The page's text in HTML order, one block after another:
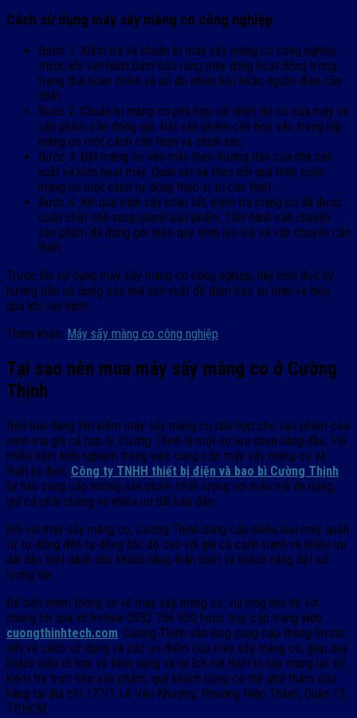
Cách sử dụng máy sấy màng co công nghiệp
Bước 1: Kiểm tra và chuẩn bị máy sấy màng co công nghiệp
trước khi vận hành.Đảm bảo rằng máy đang hoạt động trong
trạng thái hoàn chỉnh và có đủ nhiên liệu hoặc nguồn điện cần
thiết.
Bước 2: Chuẩn bị màng co phù hợp với nhiệt độ co của máy và
sản phẩm cần đóng gói. Đặt sản phẩm cần bọc vào trong lớp
màng co một cách cẩn thận và chính xác.
Bước 3: Đặt màng co vào máy theo hướng dẫn của nhà sản
xuất và kích hoạt máy. Quan sát và theo dõi quá trình cuộn
màng co một cách tự động theo vị trí cần thiết.
Bước 4: Khi quá trình sấy hoàn tất, kiểm tra màng co đã được
cuộn chặt chẽ xung quanh sản phẩm. Tiến hành vận chuyển
sản phẩm đã đóng gói theo quy trình lưu trữ và vận chuyển cần
thiết.
Trước khi sử dụng máy sấy màng co công nghiệp, hãy luôn đọc kỹ
hướng dẫn sử dụng của nhà sản xuất để đảm bảo an toàn và hiệu
quả khi vận hành.
Tham khảo: Máy sấy màng co công nghiệp
Tại sao nên mua máy sấy màng co ở Cường
Thịnh
Nếu bạn đang tìm kiếm máy sấy màng co phù hợp cho sản phẩm của
mình mà giá cả hợp lý, Cường Thịnh là một sự lựa chọn hàng đầu. Với
nhiều năm kinh nghiệm trong việc cung cấp máy sấy màng co và
thiết bị điện, Công ty TNHH thiết bị điện và bao bì Cường Thịnh
tự hào cung cấp những sản phẩm chất lượng với mẫu mã đa dạng,
giá cả phải chăng và nhiều ưu đãi hấp dẫn.
Đối với máy sấy màng co, Cường Thịnh cung cấp nhiều loại máy quấn
từ tự động đến tự động tốc độ cao với giá cả cạnh tranh và nhiều ưu
đãi đặc biệt dành cho khách hàng thân thiết và khách hàng đặt số
lượng lớn.
Để biết thêm thông tin về máy sấy màng co, vui lòng liên hệ với
chúng tôi qua số hotline 0932 756 950 hoặc truy cập trang web
cuongthinhtech.com. Cường Thịnh sẵn lòng cung cấp thông tin chi
tiết về cách sử dụng và các ưu điểm của máy sấy màng co, giúp quý
khách hiểu rõ hơn về tiềm năng và lợi ích mà thiết bị này mang lại. Để
kiểm tra trực tiếp sản phẩm, quý khách cũng có thể ghé thăm cửa
hàng tại địa chỉ 177/1 Lê Văn Khương, Phường Hiệp Thành, Quận 12,
TP.HCM.